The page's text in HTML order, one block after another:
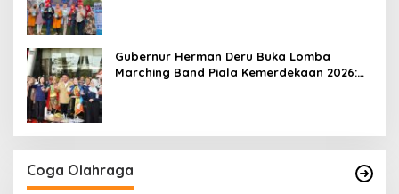
Gubernur Herman Deru Buka Lomba
Marching Band Piala Kemerdekaan 2026:
Coga Olahraga